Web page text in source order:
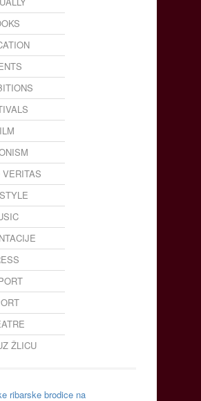
ŽLICU
ribarske brodice na